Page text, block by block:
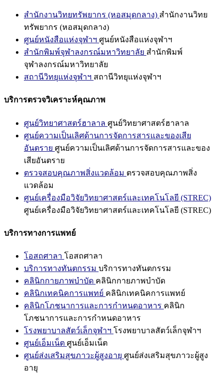
สำนักงานวิทยทรัพยากร (หอสมุดกลาง) สำนักงานวิทย
ทรัพยากร (หอสมุดกลาง)
ศูนย์หนังสือแห่งจุฬาฯ ศูนย์หนังสือแห่งจุฬาฯ
สำนักพิมพ์จุฬาลงกรณ์มหาวิทยาลัย สำนักพิมพ์
จุฬาลงกรณ์มหาวิทยาลัย
สถานีวิทยุแห่งจุฬาฯ สถานีวิทยุแห่งจุฬาฯ
บริการตรวจวิเคราะห์คุณภาพ
ศูนย์วิทยาศาสตร์ฮาลาล ศูนย์วิทยาศาสตร์ฮาลาล
ศูนย์ความเป็นเลิศด้านการจัดการสารและของเสีย
อันตราย ศูนย์ความเป็นเลิศด้านการจัดการสารและของ
เสียอันตราย
ตรวจสอบคุณภาพสิ่งแวดล้อม ตรวจสอบคุณภาพสิ่ง
แวดล้อม
ศูนย์เครื่องมือวิจัยวิทยาศาสตร์และเทคโนโลยี (STREC)
ศูนย์เครื่องมือวิจัยวิทยาศาสตร์และเทคโนโลยี (STREC)
บริการทางการแพทย์
โอสถศาลา โอสถศาลา
บริการทางทันตกรรม บริการทางทันตกรรม
คลินิกกายภาพบำบัด คลินิกกายภาพบำบัด
คลินิกเทคนิคการแพทย์ คลินิกเทคนิคการแพทย์
คลินิกโภชนาการและการกำหนดอาหาร คลินิก
โภชนาการและการกำหนดอาหาร
โรงพยาบาลสัตว์เล็กจุฬาฯ โรงพยาบาลสัตว์เล็กจุฬาฯ
ศูนย์เอ็มเน็ต ศูนย์เอ็มเน็ต
ศูนย์ส่งเสริมสุขภาวะผู้สูงอายุ ศูนย์ส่งเสริมสุขภาวะผู้สูง
อายุ